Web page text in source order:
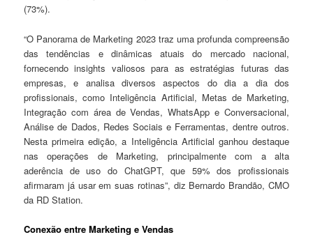
(73%).
“O Panorama de Marketing 2023 traz uma profunda compreensão
das tendências e dinâmicas atuais do mercado nacional,
fornecendo insights valiosos para as estratégias futuras das
empresas, e analisa diversos aspectos do dia a dia dos
profissionais, como Inteligência Artificial, Metas de Marketing,
Integração com área de Vendas, WhatsApp e Conversacional,
Análise de Dados, Redes Sociais e Ferramentas, dentre outros.
Nesta primeira edição, a Inteligência Artificial ganhou destaque
nas operações de Marketing, principalmente com a alta
aderência de uso do ChatGPT, que 59% dos profissionais
afirmaram já usar em suas rotinas”, diz Bernardo Brandão, CMO
da RD Station.
Conexão entre Marketing e Vendas